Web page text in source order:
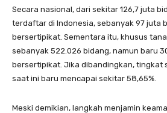
Secara nasional, dari sekitar 126,7 juta
terdaftar di Indonesia, sebanyak 97 juta
bersertipikat. Sementara itu, khusus
sebanyak 522.026 bidang, namun baru
bersertipikat. Jika dibandingkan, tingkat
saat ini baru mencapai sekitar 58,65%.
Meski demikian, langkah menjamin